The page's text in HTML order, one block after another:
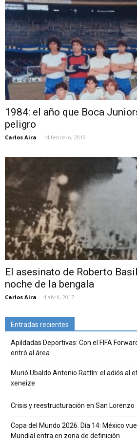
1984: el año que Boca
peligro
Carlos Aira - 14 febrero, 2019
El asesinato de Roberto
noche de la bengala
Carlos Aira - 4 abril, 2017
Entradas recientes
Apildadas Deportivas: Con el FIFA
entró al área
Murió Ubaldo Antonio Rattín: el adiós al
xeneize
Crisis y reestructuración en San Lorenzo
Copa del Mundo 2026. Día 14: México
Mundial entra en zona de definición